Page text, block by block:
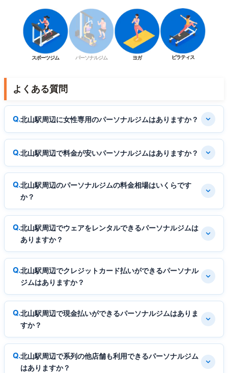
スポーツジム パーソナルジム ヨガ ピラティス
よくある質問
北山駅周辺に女性専用のパーソナルジムはありますか？
北山駅周辺で料金が安いパーソナルジムはありますか？
北山駅周辺のパーソナルジムの料金相場はいくらです
か？
北山駅周辺でウェアをレンタルできるパーソナルジムは
ありますか？
北山駅周辺でクレジットカード払いができるパーソナル
ジムはありますか？
北山駅周辺で現金払いができるパーソナルジムはありま
すか？
北山駅周辺で系列の他店舗も利用できるパーソナルジム
はありますか？